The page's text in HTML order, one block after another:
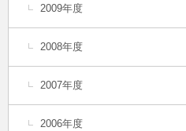
2009年度
2008年度
2007年度
2006年度